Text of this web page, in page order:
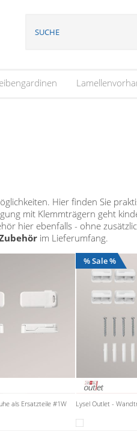
Hier finden Sie
mit Klemmträgern geht
hier ebenfalls - ohne
im Lieferumfang.
als Ersatzteile #1W
% Sale %
Lysel Outlet -